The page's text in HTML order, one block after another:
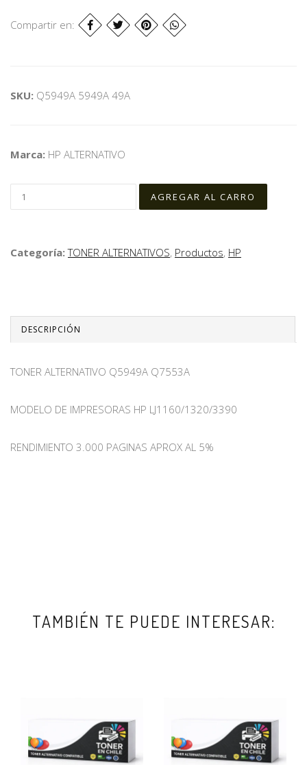
Compartir en:
SKU: Q5949A 5949A 49A
Marca: HP ALTERNATIVO
Categoría:TONER ALTERNATIVOS, Productos, HP
DESCRIPCIÓN
TONER ALTERNATIVO Q5949A Q7553A
MODELO DE IMPRESORAS HP LJ1160/1320/3390
RENDIMIENTO 3.000 PAGINAS APROX AL 5%
TAMBIÉN TE PUEDE INTERESAR: